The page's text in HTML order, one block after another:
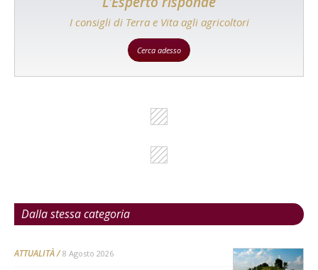
I consigli di Terra e Vita agli agricoltori
Cerca adesso
Dalla stessa categoria
ATTUALITÀ 8 Agosto 2026